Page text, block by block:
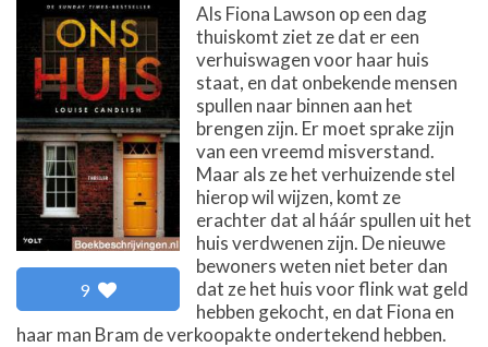
9
Als Fiona Lawson op een dag
thuiskomt ziet ze dat er een
verhuiswagen voor haar huis
staat, en dat onbekende mensen
spullen naar binnen aan het
brengen zijn. Er moet sprake zijn
van een vreemd misverstand.
Maar als ze het verhuizende stel
hierop wil wijzen, komt ze
erachter dat al háár spullen uit het
huis verdwenen zijn. De nieuwe
bewoners weten niet beter dan
dat ze het huis voor flink wat geld
hebben gekocht, en dat Fiona en
haar man Bram de verkoopakte ondertekend hebben.